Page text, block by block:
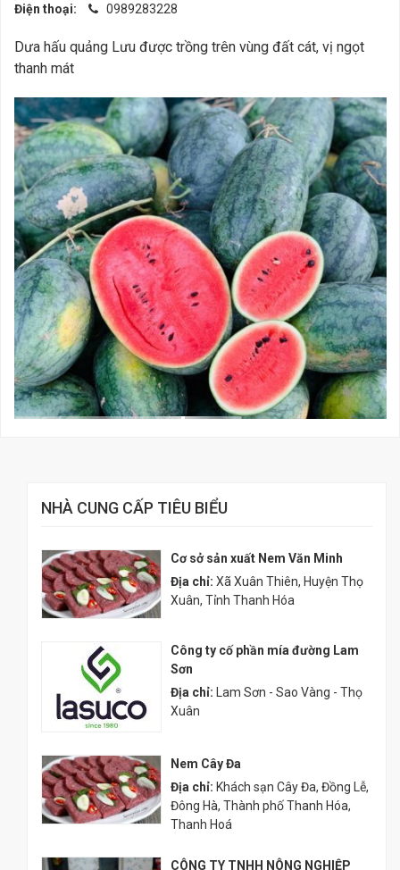
Điện thoại:
0989283228
Dưa hấu quảng Lưu được trồng trên vùng đất cát, vị ngọt
thanh mát
NHÀ CUNG CẤP TIÊU BIỂU
Cơ sở sản xuất Nem Văn Minh
Địa chỉ: Xã Xuân Thiên, Huyện Thọ
Xuân, Tỉnh Thanh Hóa
Công ty cố phần mía đường Lam
Sơn
Địa chỉ:
Lam Sơn - Sao Vàng - Thọ
Xuân
Nem Cây Đa
Địa chỉ: Khách sạn Cây Đa, Đồng Lễ,
Đông Hà, Thành phố Thanh Hóa,
Thanh Hoá
CÔNG TY TNHH NÔNG NGHIỆP